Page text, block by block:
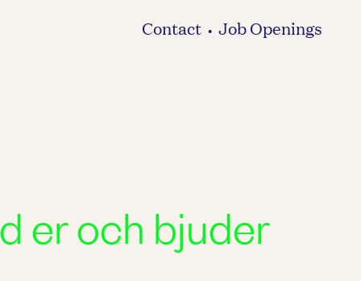
Contact • Job Openings
er och bjuder